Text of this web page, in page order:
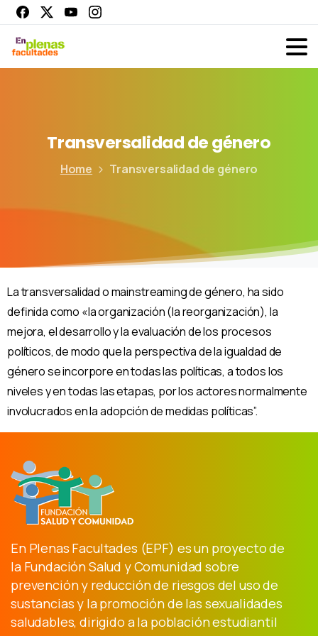
Transversalidaddegénero
Home Transversalidad de género
La transversalidad o mainstreaming de género, ha sido
definida como «la organización (la reorganización), la
mejora, el desarrollo y la evaluación de los procesos
políticos, de modo que la perspectiva de la igualdad de
género se incorpore en todas las políticas, a todos los
niveles y en todas las etapas, por los actores normalmente
involucrados en la adopción de medidas políticas”.
En Plenas Facultades (EPF) es un proyecto de
la Fundación Salud y Comunidad sobre
prevención y reducción de riesgos del uso de
sustancias y la promoción de las sexualidades
saludables, dirigido a la población estudiantil